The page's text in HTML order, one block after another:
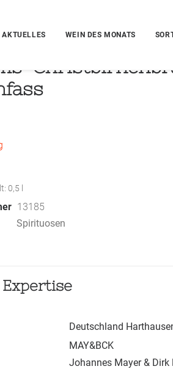
AKTUELLES WEIN DES MONATS
0,5
13185
Spirituosen
Deutschland
MAY&BCK
Johannes Mayer & Dirk